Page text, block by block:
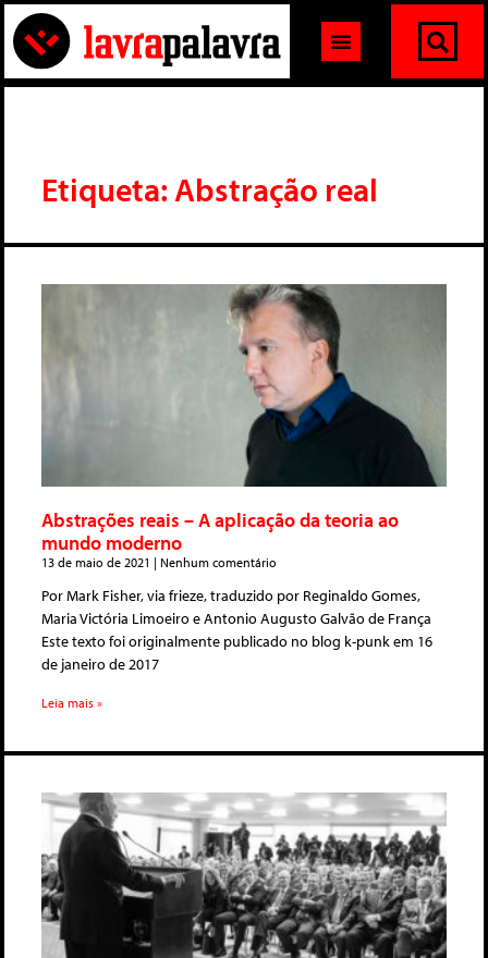
Etiqueta: Abstração real
Abstrações reais – A aplicação da teoria ao
mundo moderno
13 de maio de 2021 Nenhum comentário
Por Mark Fisher, via frieze, traduzido por Reginaldo Gomes,
Maria Victória Limoeiro e Antonio Augusto Galvão de França
Este texto foi originalmente publicado no blog k-punk em 16
de janeiro de 2017
Leia mais »